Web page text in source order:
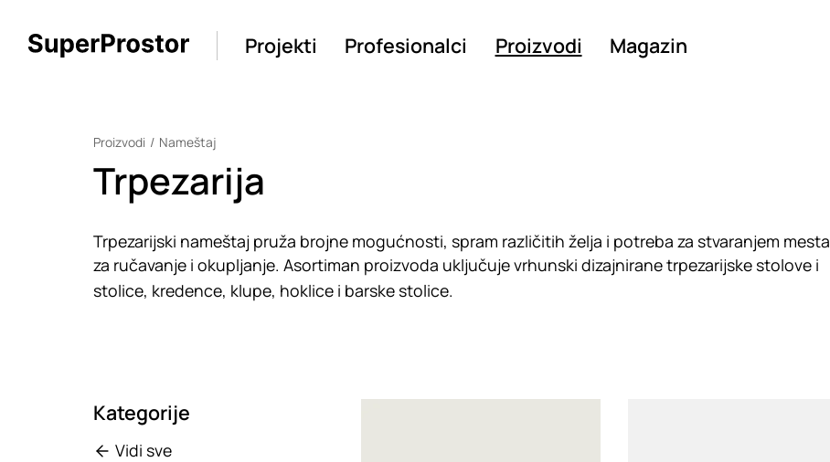
Projekti Profesionalci Proizvodi Magazin
Proizvodi Nameštaj
Trpezarija
Trpezarijski nameštaj pruža brojne mogućnosti, spram različitih želja i potreba za stvaranjem mesta
za ručavanje i okupljanje. Asortiman proizvoda uključuje vrhunski dizajnirane trpezarijske stolove i
stolice, kredence, klupe, hoklice i barske stolice.
Kategorije
Vidi sve